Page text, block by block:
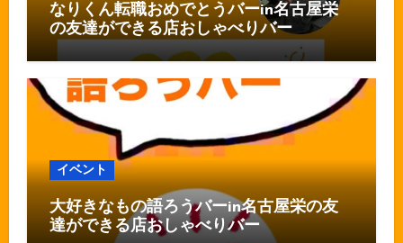
なりくん転職おめでとうバーin名古屋栄
の友達ができる店おしゃべりバー
イベント
大好きなもの語ろうバーin名古屋栄の友
達ができる店おしゃべりバー